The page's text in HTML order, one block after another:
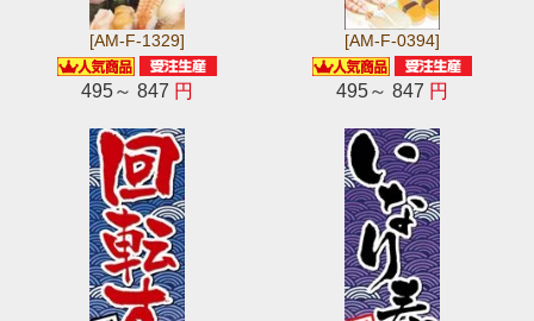
[AM-F-1329]
495～ 847 円
[AM-F-0394]
495～ 847 円